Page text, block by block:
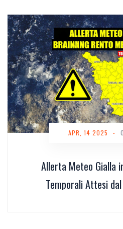
Allerta Meteo Gialla
Temporali Attesi
APR, 14 2025 -